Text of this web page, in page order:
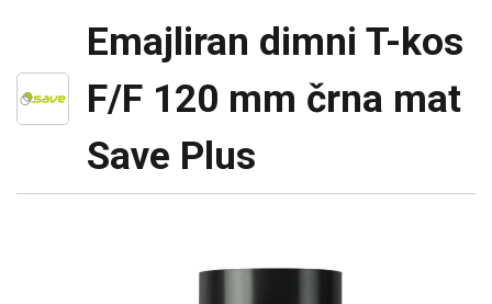
Emajliran dimni T-kos
F/F 120 mm črna mat
Save Plus